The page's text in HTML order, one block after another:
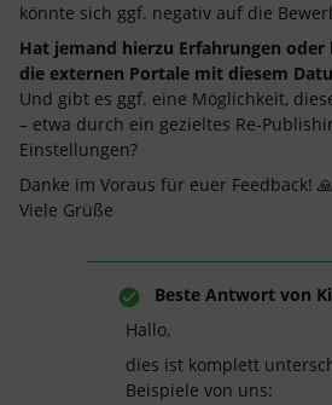
könnte sich ggf. negativ auf die
Hat jemand hierzu Erfahrungen
die externen Portale mit diesem
Und gibt es ggf. eine Möglichkeit,
– etwa durch ein gezieltes Re-
Einstellungen?
Danke im Voraus für euer Feedback! 🙏
Viele Grüße
Beste Antwort von
Hallo,
dies ist komplett
Beispiele von uns: